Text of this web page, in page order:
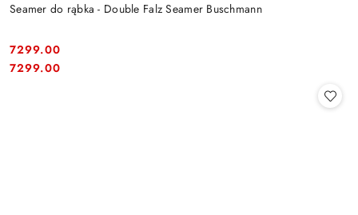
Seamer do rąbka - Double Falz Seamer Buschmann
Cena:
7299.00
Cena:
7299.00